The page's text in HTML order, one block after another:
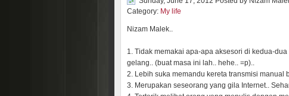
Category: My life
Nizam Malek..
1. Tidak memakai apa-apa aksesori di kedua-
gelang.. (buat masa ini lah.. hehe.. =p)..
2. Lebih suka memandu kereta transmisi manual
3. Merupakan seseorang yang gila Internet..